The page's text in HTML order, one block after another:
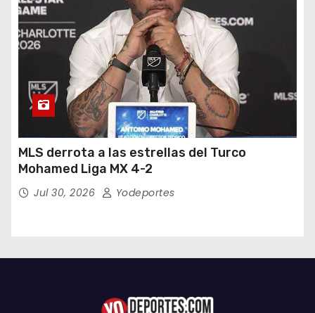
MLS derrota a las estrellas del Turco
Mohamed Liga MX 4-2
Jul 30, 2026 Yodeportes